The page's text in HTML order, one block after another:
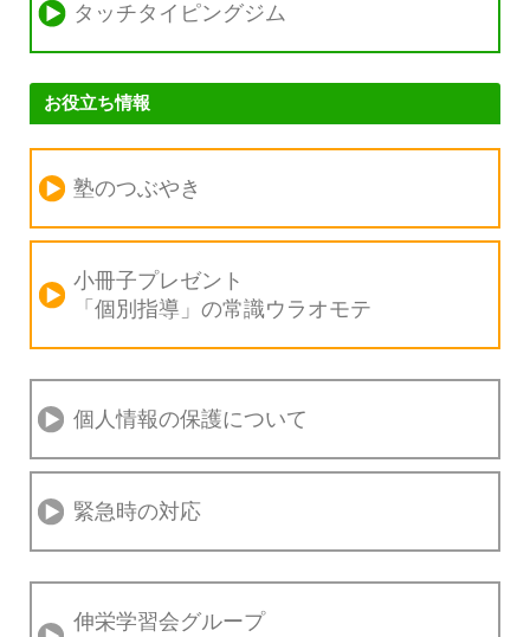
タッチタイピングジム
お役立ち情報
塾のつぶやき
小冊子プレゼント
「個別指導」の常識ウラオモテ
個人情報の保護について
緊急時の対応
伸栄学習会グループ